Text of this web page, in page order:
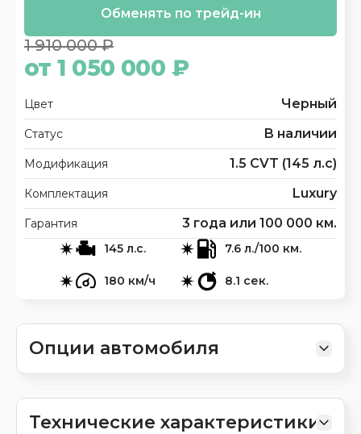
1 910 000 ₽
от 1 050 000 ₽
145 л.с. 7.6 л./100 км.
180 км/ч 8.1 сек.
Цвет Черный
Статус В наличии
Модификация 1.5 CVT (145 л.с)
Комплектация Luxury
Гарантия 3 года или 100 000 км.
Обменять по трейд-ин
Опции автомобиля
Технические характеристики